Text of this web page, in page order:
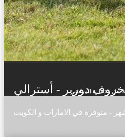
خروف دوربر - أسترالي